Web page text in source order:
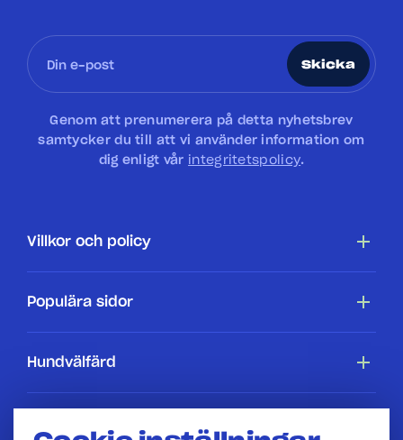
Skicka
Genom att prenumerera på detta nyhetsbrev
samtycker du till att vi använder information om
dig enligt vår integritetspolicy.
Villkor och policy
Tillgänglighetsredogörelse
Populära sidor
Hundar
Hundvälfärd